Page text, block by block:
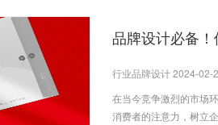
品牌设计必备
行业品牌设计 2024-02-
在当今竞争激烈的市场
消费者的注意力，树立